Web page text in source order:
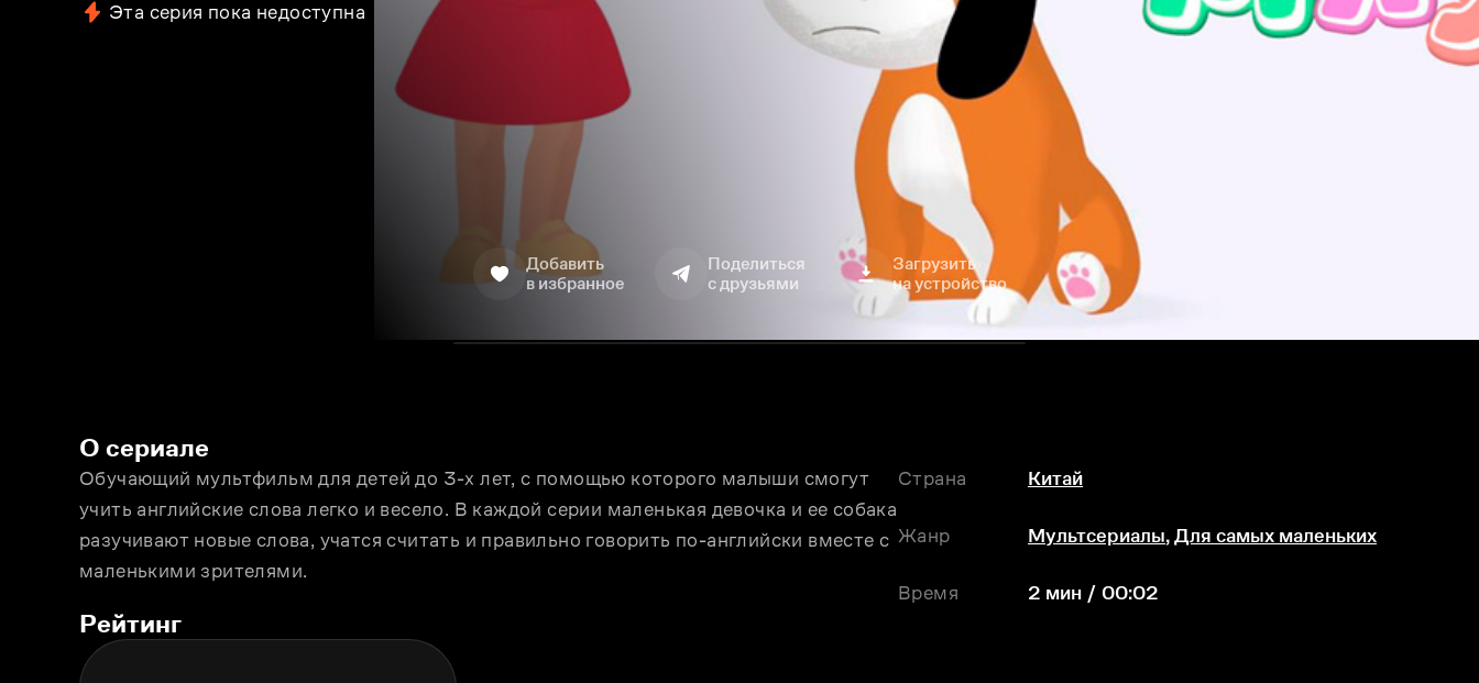
Эта серия пока недоступна
Добавить
в избранное
Поделиться
с друзьями
Загрузить
на устройство
О сериале
Обучающий мультфильм для детей до 3-х лет, с помощью которого малыши смогут
учить английские слова легко и весело. В каждой серии маленькая девочка и ее собака
разучивают новые слова, учатся считать и правильно говорить по-английски вместе с
маленькими зрителями.
Страна Китай
Жанр Мультсериалы, Для самых маленьких
Время 2 мин / 00:02
Рейтинг